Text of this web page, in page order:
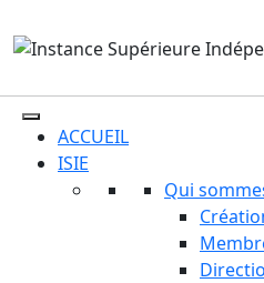
ACCUEIL
ISIE
Qui